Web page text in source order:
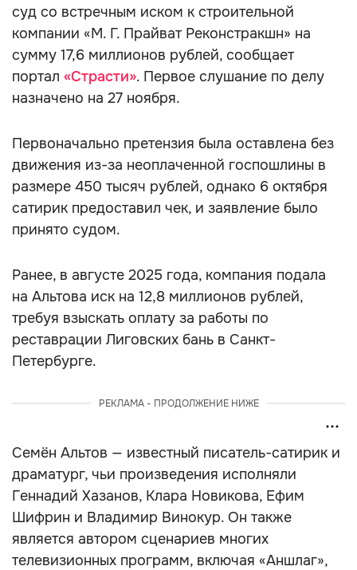
суд со встречным иском к строительной
компании «М. Г. Прайват Реконстракшн» на
сумму 17,6 миллионов рублей, сообщает
портал «Страсти». Первое слушание по делу
назначено на 27 ноября.
Первоначально претензия была оставлена без
движения из-за неоплаченной госпошлины в
размере 450 тысяч рублей, однако 6 октября
сатирик предоставил чек, и заявление было
принято судом.
Ранее, в августе 2025 года, компания подала
на Альтова иск на 12,8 миллионов рублей,
требуя взыскать оплату за работы по
реставрации Лиговских бань в Санкт-
Петербурге.
РЕКЛАМА - ПРОДОЛЖЕНИЕ НИЖЕ
Семён Альтов — известный писатель-сатирик и
драматург, чьи произведения исполняли
Геннадий Хазанов, Клара Новикова, Ефим
Шифрин и Владимир Винокур. Он также
является автором сценариев многих
телевизионных программ, включая «Аншлаг»,